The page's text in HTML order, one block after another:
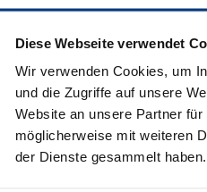
Diese Webseite verwendet
Wir verwenden Cookies, um
und die Zugriffe auf unsere
Website an unsere Partner
möglicherweise mit weiteren
der Dienste gesammelt haben.